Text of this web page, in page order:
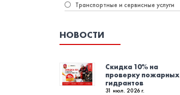
Транспортные и сервисные услуги
НОВОСТИ
Скидка 10% на
проверку пожарных
гидрантов
31 июл. 2026 г.